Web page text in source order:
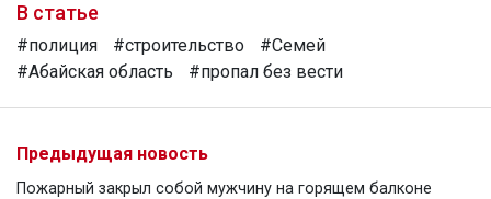
В статье
#полиция #строительство
#Семей
#Абайская область
#пропал без вести
Предыдущая новость
Пожарный закрыл собой мужчину на горящем балконе